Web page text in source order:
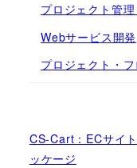
プロジェクト管
Webサービス開発
プロジェクト・フ
CS-Cart：ECサイ
ッケージ